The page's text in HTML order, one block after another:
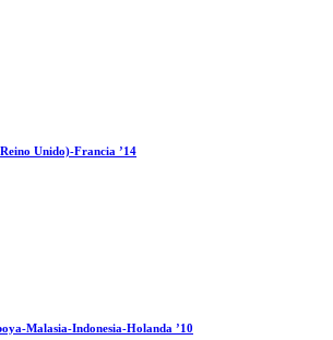
Unido)-Francia ’14
Malasia-Indonesia-Holanda ’10